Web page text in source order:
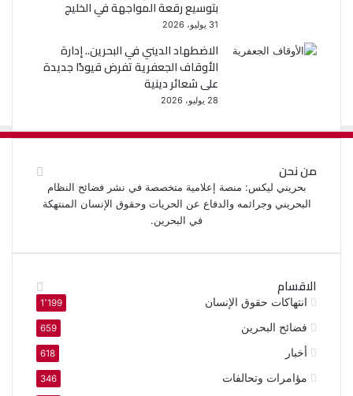
بتوسيع رقعة المواجهة في الخليج
31 يوليو، 2026
الاضطهاد الديني في البحرين.. إدارة
الأوقاف الجعفرية تفرض قيودًا جديدة
على شعائر دينية
28 يوليو، 2026
من نحن
بحريني ليكس: منصة إعلامية متخصصة في نشر فضائح النظام
البحريني وجرائمه والدفاع عن الحريات وحقوق الإنسان المنتهكة
في البحرين.
الاقسام
انتهاكات حقوق الإنسان 1٬199
فضائح البحرين 659
أخبار 618
مؤامرات وتحالفات 346